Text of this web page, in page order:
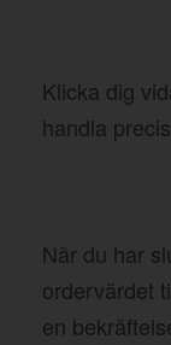
Klicka dig
handla
När du har
ordervärdet
en